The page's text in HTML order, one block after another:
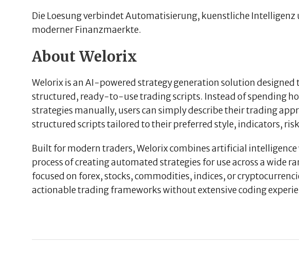
Die Loesung verbindet Automatisierung, kuenstliche
moderner Finanzmaerkte.
About Welorix
Welorix is an AI-powered strategy generation solution
structured, ready-to-use trading scripts. Instead of spending
strategies manually, users can simply describe their trading
structured scripts tailored to their preferred style, indicators,
Built for modern traders, Welorix combines artificial
process of creating automated strategies for use across a wide
focused on forex, stocks, commodities, indices, or
actionable trading frameworks without extensive coding